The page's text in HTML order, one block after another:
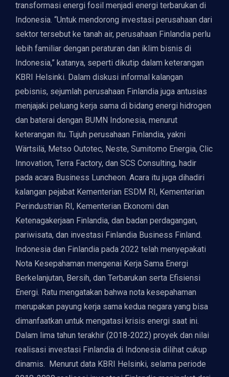
transformasi energi fosil menjadi energi terbarukan di
Indonesia. “Untuk mendorong investasi perusahaan dari
sektor tersebut ke tanah air, perusahaan Finlandia perlu
lebih familiar dengan peraturan dan iklim bisnis di
Indonesia,” katanya, seperti dikutip dalam keterangan
KBRI Helsinki. Dalam diskusi informal kalangan
pebisnis, sejumlah perusahaan Finlandia juga antusias
menjajaki peluang kerja sama di bidang energi hidrogen
dan baterai dengan BUMN Indonesia, menurut
keterangan itu. Tujuh perusahaan Finlandia, yakni
Wärtsilä, Metso Outotec, Neste, Sumitomo Energia, Clic
Innovation, Terra Factory, dan SCS Consulting, hadir
pada acara Business Luncheon. Acara itu juga dihadiri
kalangan pejabat Kementerian ESDM RI, Kementerian
Perindustrian RI, Kementerian Ekonomi dan
Ketenagakerjaan Finlandia, dan badan perdagangan,
pariwisata, dan investasi Finlandia Business Finland.
Indonesia dan Finlandia pada 2022 telah menyepakati
Nota Kesepahaman mengenai Kerja Sama Energi
Berkelanjutan, Bersih, dan Terbarukan serta Efisiensi
Energi. Ratu mengatakan bahwa nota kesepahaman
merupakan payung kerja sama kedua negara yang bisa
dimanfaatkan untuk mengatasi krisis energi saat ini.
Dalam lima tahun terakhir (2018-2022) proyek dan nilai
realisasi investasi Finlandia di Indonesia dilihat cukup
dinamis. Menurut data KBRI Helsinki, selama periode